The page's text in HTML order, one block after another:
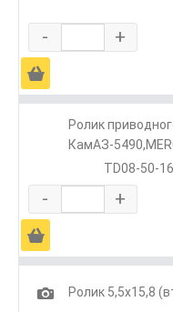
- +
Ä
Ролик
КамАЗ-
TD08-50-
- +
Ä
1
Ролик 5,5х15,8